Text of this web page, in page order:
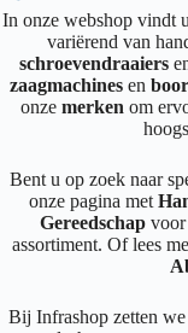
In onze webshop vindt
variërend van
schroevendraaiers
zaagmachines en
onzemerkenom
Bent u op zoek naar
onze pagina met
Gereedschapvoor
assortiment. Of lees
Bij Infrashop zetten